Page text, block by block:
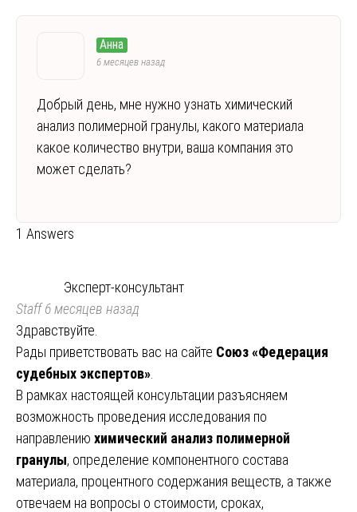
Анна
6 месяцев назад
Добрый день, мне нужно узнать химический
анализ полимерной гранулы, какого материала
какое количество внутри, ваша компания это
может сделать?
1 Answers
Эксперт-консультант
Staff6 месяцев назад
Здравствуйте.
Рады приветствовать вас на сайте Союз «Федерация
судебных экспертов»
В рамках настоящей консультации разъясняем
возможность проведения исследования по
направлению химический анализ полимерной
гранулы, определение компонентного состава
материала, процентного содержания веществ, а также
отвечаем на вопросы о стоимости, сроках,